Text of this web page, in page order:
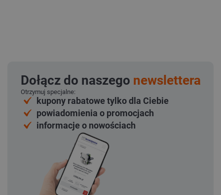
Dołącz do naszego newslettera
Otrzymuj specjalne:
kupony rabatowe tylko dla Ciebie
powiadomienia o promocjach
informacje o nowościach